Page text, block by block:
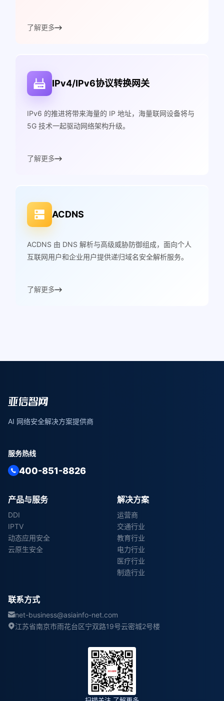
了解更多
IPv4/IPv6协议转换网关
IPv6 的推进将带来海量的 IP 地址，海量联网设备将与
5G 技术一起驱动网络架构升级。
了解更多
ACDNS
ACDNS 由 DNS 解析与高级威胁防御组成，面向个人
互联网用户和企业用户提供递归域名安全解析服务。
了解更多
AI 网络安全解决方案提供商
服务热线
400-851-8826
产品与服务
DDI
IPTV
动态应用安全
云原生安全
解决方案
运营商
交通行业
教育行业
电力行业
医疗行业
制造行业
联系方式
net-business@asiainfo-net.com
江苏省南京市雨花台区宁双路19号云密城2号楼